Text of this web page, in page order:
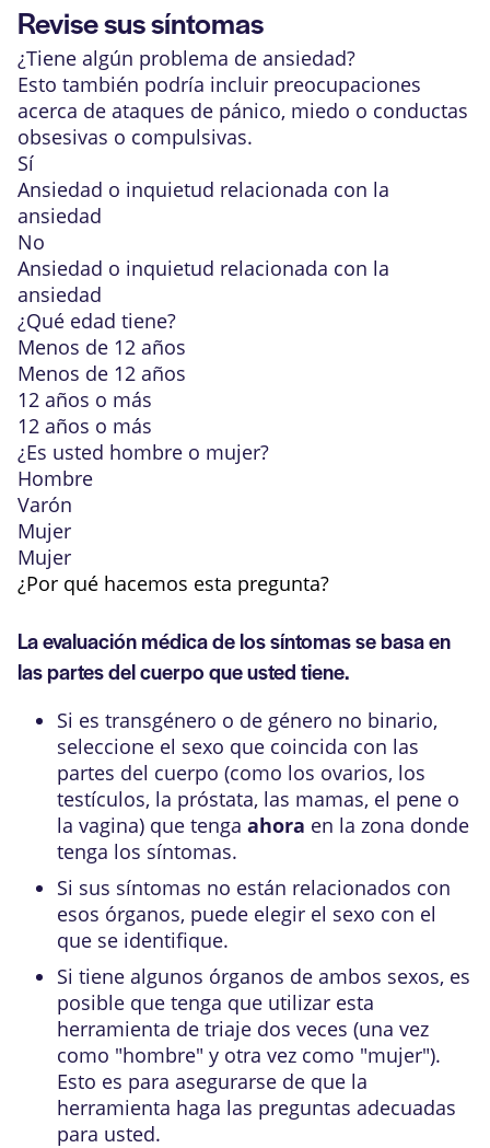
Revise sus síntomas
¿Tiene algún problema de ansiedad?
Esto también podría incluir preocupaciones
acerca de ataques de pánico, miedo o conductas
obsesivas o compulsivas.
Sí
Ansiedad o inquietud relacionada con la
ansiedad
No
Ansiedad o inquietud relacionada con la
ansiedad
¿Qué edad tiene?
Menos de 12 años
Menos de 12 años
12 años o más
12 años o más
¿Es usted hombre o mujer?
Hombre
Varón
Mujer
Mujer
¿Por qué hacemos esta pregunta?
La evaluación médica de los síntomas se basa en
las partes del cuerpo que usted tiene.
Si es transgénero o de género no binario,
seleccione el sexo que coincida con las
partes del cuerpo (como los ovarios, los
testículos, la próstata, las mamas, el pene o
la vagina) que tenga ahora en la zona donde
tenga los síntomas.
Si sus síntomas no están relacionados con
esos órganos, puede elegir el sexo con el
que se identifique.
Si tiene algunos órganos de ambos sexos, es
posible que tenga que utilizar esta
herramienta de triaje dos veces (una vez
como "hombre" y otra vez como "mujer").
Esto es para asegurarse de que la
herramienta haga las preguntas adecuadas
para usted.